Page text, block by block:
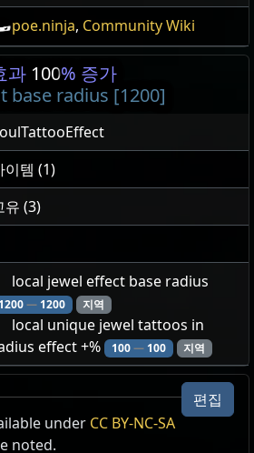
poe.ninja, Community Wiki
과 100% 증가
base radius [1200]
이템 (1)
유 (3)
local jewel effect base radius
1200—1200 지역
local unique jewel tattoos in
effect +%
100—100 지역
편집
under CC BY-NC-SA
noted.